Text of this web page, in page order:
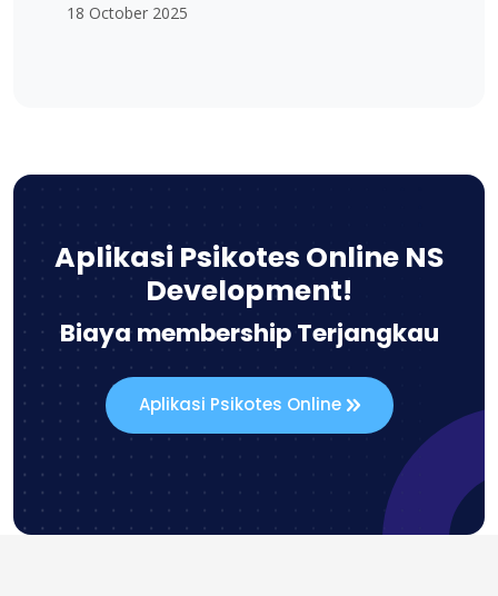
18 October 2025
Aplikasi Psikotes Online NS
Development!
Biaya membership Terjangkau
Aplikasi Psikotes Online